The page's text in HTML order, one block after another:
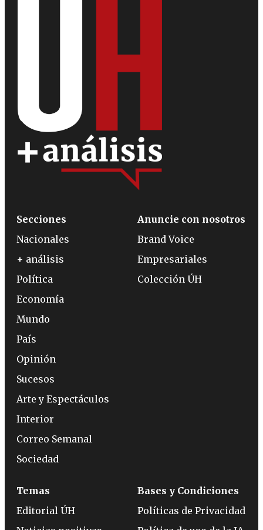
Secciones
Nacionales
+ análisis
Política
Economía
Mundo
País
Opinión
Sucesos
Arte y Espectáculos
Interior
Correo Semanal
Sociedad
Anuncie con nosotros
Brand Voice
Empresariales
Colección ÚH
Temas
Editorial ÚH
Bases y Condiciones
Políticas de Privacidad